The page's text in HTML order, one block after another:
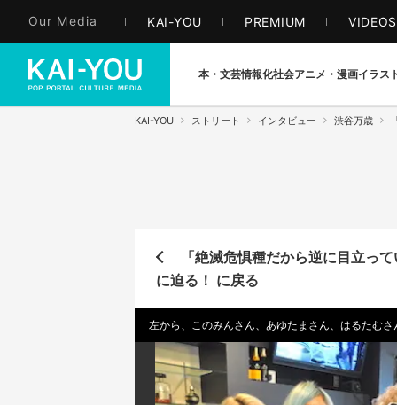
Our Media KAI-YOU PREMIUM VIDEOS
本・文芸情報化社会アニメ・漫画イラス
KAI-YOU ストリート インタビュー 渋谷万歳
「絶滅危惧種だから逆に目立っ
に迫る！ に戻る
左から、このみんさん、あゆたまさん、はるたむ